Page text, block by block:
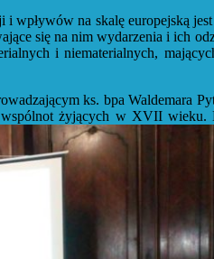
wpływów na skalę europejską
się na nim wydarzenia i ich
i niematerialnych,
ks. bpa Waldemara
żyjących w XVII wieku.